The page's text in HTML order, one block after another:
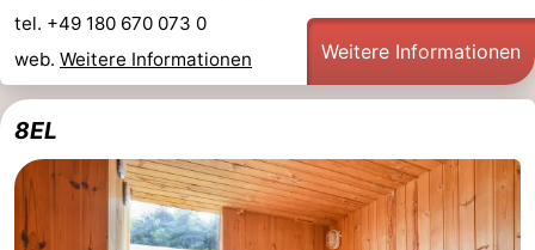
tel. +49 180 670 073 0
web. Weitere Informationen Weitere Informationen
8EL